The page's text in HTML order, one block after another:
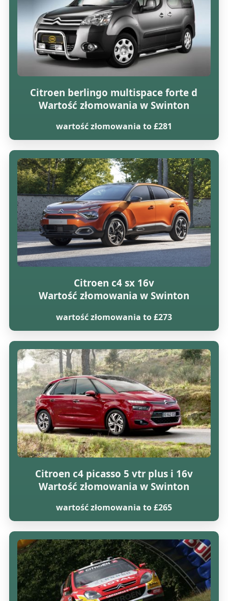
Citroen berlingo multispace forte d
Wartość złomowania w Swinton
wartość złomowania to £281
Citroen c4 sx 16v
Wartość złomowania w Swinton
wartość złomowania to £273
Citroen c4 picasso 5 vtr plus i 16v
Wartość złomowania w Swinton
wartość złomowania to £265